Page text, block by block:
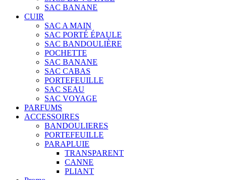
SAC BANANE
CUIR
SAC A MAIN
SAC PORTÉ ÉPAULE
SAC BANDOULIÈRE
POCHETTE
SAC BANANE
SAC CABAS
PORTEFEUILLE
SAC SEAU
SAC VOYAGE
PARFUMS
ACCESSOIRES
BANDOULIERES
PORTEFEUILLE
PARAPLUIE
TRANSPARENT
CANNE
PLIANT